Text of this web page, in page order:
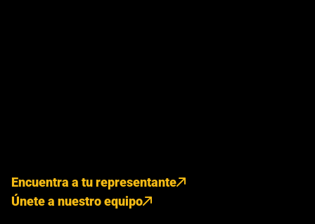
Encuentra a tu representante
Únete a nuestro equipo